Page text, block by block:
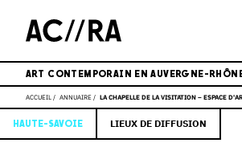
ART CONTEMPORAIN EN AUVERGNE-
ACCUEIL ANNUAIRE LA CHAPELLE DE LA VISITATION – ESPACE
HAUTE-SAVOIE LIEUX DE DIFFUSION